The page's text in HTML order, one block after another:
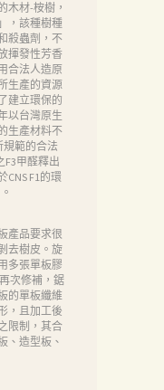
木材-桉樹，
，該種樹種
殺蟲劑，不
揮發性芳香
合法人造原
生產的資源
建立環保的
以台灣原生
生產材料不
規範的合法
F3甲醛釋出
CNS F1的環
產品要求很
去樹皮。旋
多張單板膠
次修補，鋸
的單板纖維
，且加工後
限制，其合
、造型板、